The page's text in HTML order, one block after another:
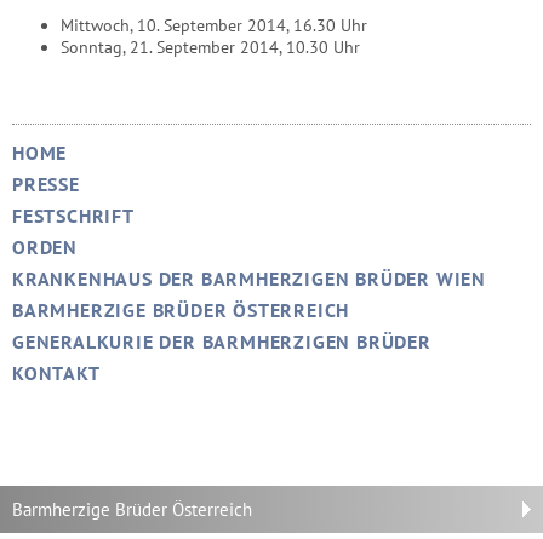
Mittwoch, 10. September 2014, 16.30 Uhr
Sonntag, 21. September 2014, 10.30 Uhr
HOME
PRESSE
FESTSCHRIFT
ORDEN
KRANKENHAUS DER BARMHERZIGEN BRÜDER WIEN
BARMHERZIGE BRÜDER ÖSTERREICH
GENERALKURIE DER BARMHERZIGEN BRÜDER
KONTAKT
Barmherzige Brüder Österreich